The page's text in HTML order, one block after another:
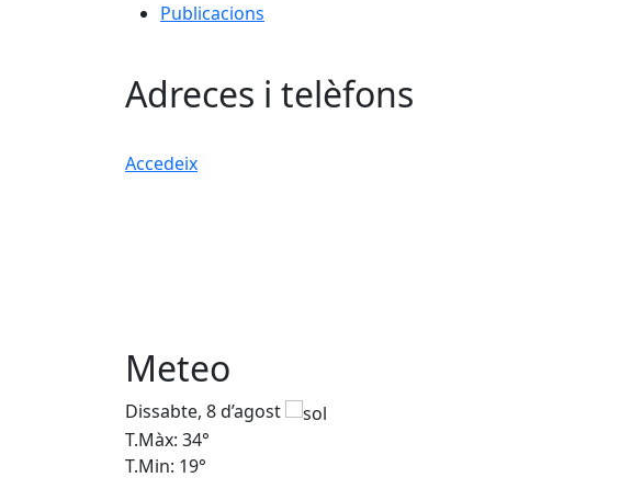
Publicacions
Adreces i telèfons
Accedeix
Meteo
Dissabte, 8 d’agost
T.Màx: 34°
T.Min: 19°